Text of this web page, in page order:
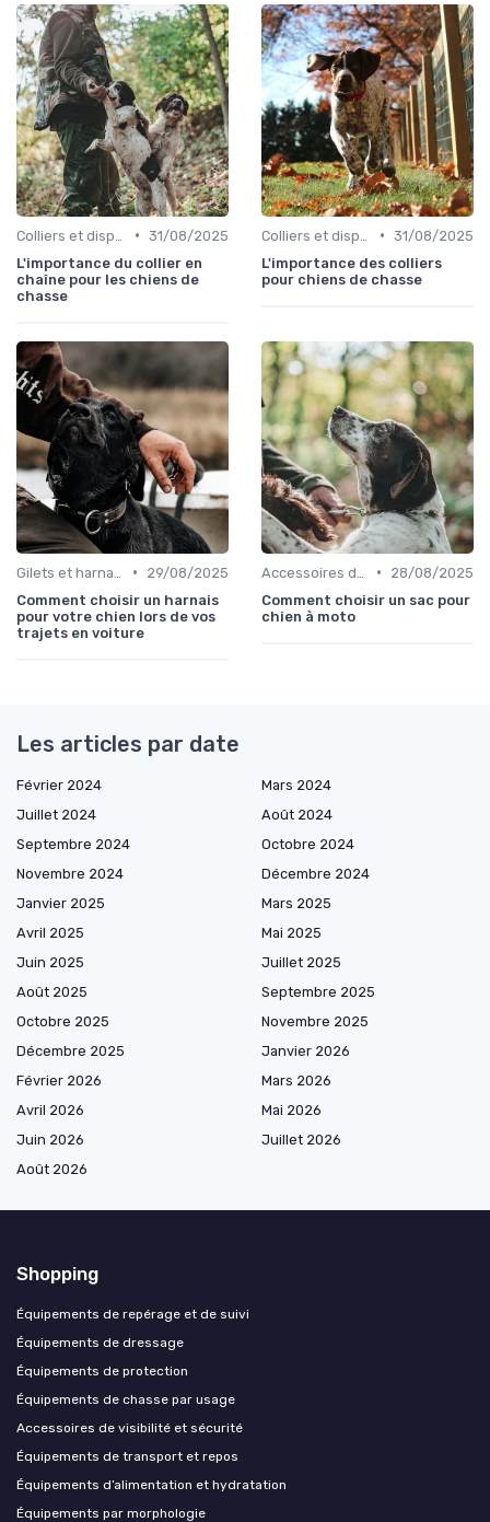
• 31/08/2025
L'importance du collier en
chaîne pour les chiens de
chasse
• 31/08/2025
L'importance des colliers
pour chiens de chasse
•
29/08/2025
Comment choisir un harnais
pour votre chien lors de vos
trajets en voiture
•
28/08/2025
Comment choisir un sac pour
chien à moto
Les articles par date
Février 2024
Mars 2024
Juillet 2024
Août 2024
Septembre 2024
Octobre 2024
Novembre 2024
Décembre 2024
Janvier 2025
Mars 2025
Avril 2025
Mai 2025
Juin 2025
Juillet 2025
Août 2025
Septembre 2025
Octobre 2025
Novembre 2025
Décembre 2025
Janvier 2026
Février 2026
Mars 2026
Avril 2026
Mai 2026
Juin 2026
Juillet 2026
Août 2026
Shopping
Équipements de repérage et de suivi
Équipements de dressage
Équipements de protection
Équipements de chasse par usage
Accessoires de visibilité et sécurité
Équipements de transport et repos
Équipements d’alimentation et hydratation
Équipements par morphologie